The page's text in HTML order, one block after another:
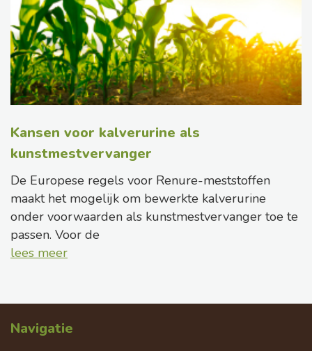
Kansen voor kalverurine als
kunstmestvervanger
De Europese regels voor Renure-meststoffen
maakt het mogelijk om bewerkte kalverurine
onder voorwaarden als kunstmestvervanger toe te
passen. Voor de
lees meer
Navigatie